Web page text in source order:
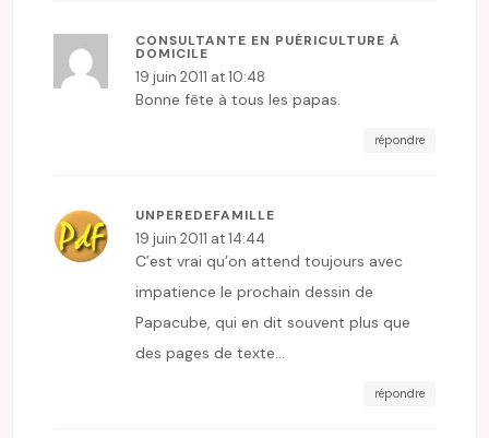
CONSULTANTE EN PUÉRICULTURE À
DOMICILE
19 juin 2011 at 10:48
Bonne fête à tous les papas.
répondre
UNPEREDEFAMILLE
19 juin 2011 at 14:44
C’est vrai qu’on attend toujours avec
impatience le prochain dessin de
Papacube, qui en dit souvent plus que
des pages de texte…
répondre